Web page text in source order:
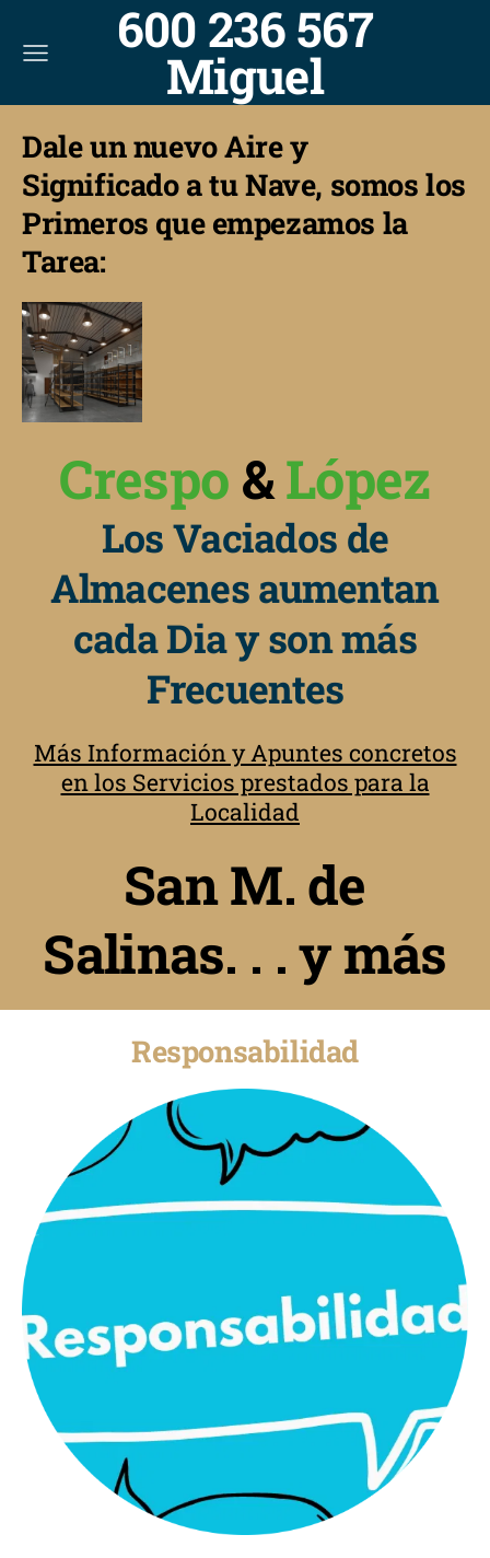
600 236 567
Miguel
Dale un nuevo Aire y
Significado a tu Nave, somos los
Primeros que empezamos la
Tarea:
Crespo &López
Los Vaciados de
Almacenes aumentan
cada Dia y son más
Frecuentes
Más Información y Apuntes concretos
en los Servicios prestados para la
Localidad
San M. de
Salinas. . . y más
Responsabilidad